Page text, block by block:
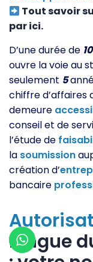
Tout savoir
par ici.
D’une durée de
ouvre la voie au
seulement 5
chiffre d’affaires
demeure
conseil et de
l’étude de
la soumission
création d’
bancaire
longue